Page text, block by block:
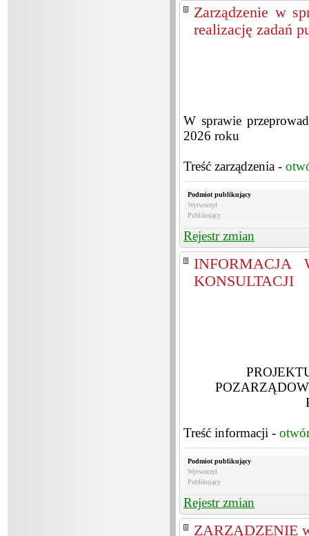
Zarządzenie w
realizację zadań
W sprawie
2026 roku
Treść zarządzenia -
Podmiot publikujący
Wytworzył
Publikujący
Rejestr zmian
INFORMACJA
KONSULTACJI
Treść informacji -
Podmiot publikujący
Wytworzył
Publikujący
Rejestr zmian
ZARZĄDZENIE